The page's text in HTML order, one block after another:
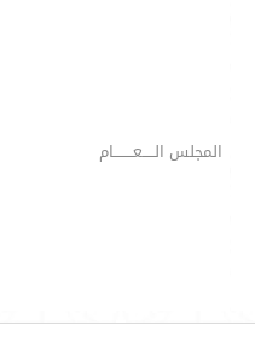
المجلس الـــــعــــــــام